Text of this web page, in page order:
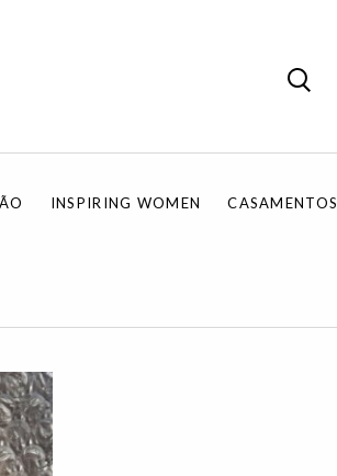
INSPIRING WOMEN CASAMENTOS